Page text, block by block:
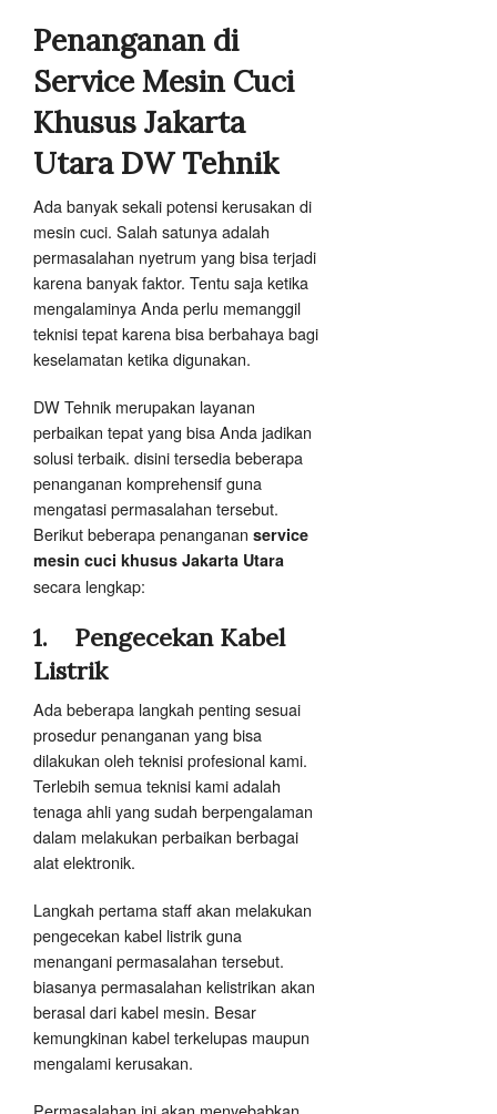
Penanganan di
Service Mesin Cuci
Khusus Jakarta
Utara DW Tehnik
Ada banyak sekali potensi kerusakan di
mesin cuci. Salah satunya adalah
permasalahan nyetrum yang bisa terjadi
karena banyak faktor. Tentu saja ketika
mengalaminya Anda perlu memanggil
teknisi tepat karena bisa berbahaya bagi
keselamatan ketika digunakan.
DW Tehnik merupakan layanan
perbaikan tepat yang bisa Anda jadikan
solusi terbaik. disini tersedia beberapa
penanganan komprehensif guna
mengatasi permasalahan tersebut.
Berikut beberapa penanganan service
mesin cuci khusus Jakarta Utara
secara lengkap:
1. Pengecekan Kabel
Listrik
Ada beberapa langkah penting sesuai
prosedur penanganan yang bisa
dilakukan oleh teknisi profesional kami.
Terlebih semua teknisi kami adalah
tenaga ahli yang sudah berpengalaman
dalam melakukan perbaikan berbagai
alat elektronik.
Langkah pertama staff akan melakukan
pengecekan kabel listrik guna
menangani permasalahan tersebut.
biasanya permasalahan kelistrikan akan
berasal dari kabel mesin. Besar
kemungkinan kabel terkelupas maupun
mengalami kerusakan.